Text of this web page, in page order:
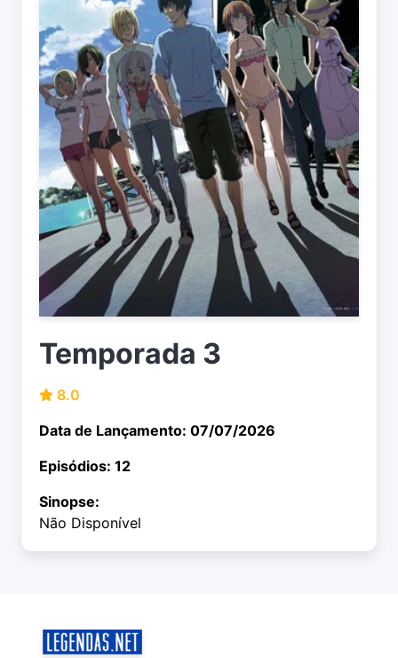
Temporada 3
8.0
Data de Lançamento: 07/07/2026
Episódios: 12
Sinopse:
Não Disponível